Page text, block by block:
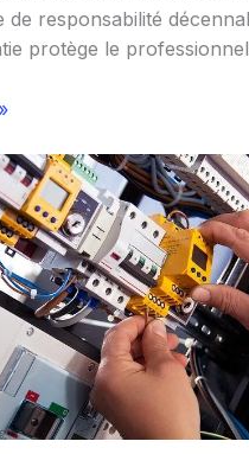
de responsabilité
protège le